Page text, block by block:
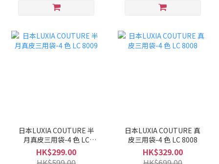
日本LUXIA COUTURE 半
月真皮三用袋-4 色 LC
8009
HK$299.00
日本LUXIA COUTURE 真
皮三用袋-4 色 LC 8008
HK$329.00